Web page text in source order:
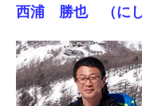
西浦 勝也 （に